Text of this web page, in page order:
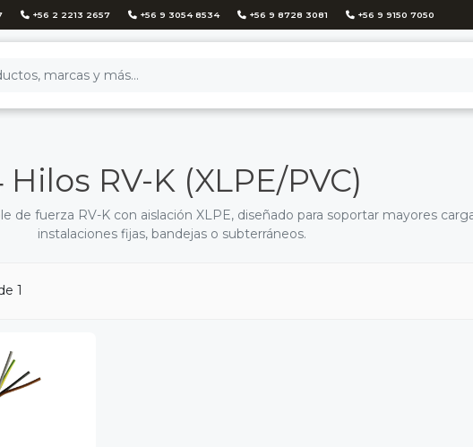
+56 2 2213 2657 +56 9 3054 8534 +56 9 8728 3081 +56 9 9150 7050
Hilos RV-K (XLPE/PVC)
de fuerza RV-K con aislación XLPE, diseñado para soportar mayores
instalaciones fijas, bandejas o subterráneos.
1